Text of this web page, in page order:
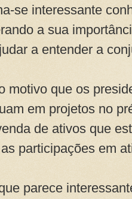
se interessante
a sua
a entender a
motivo que os
em projetos no
de ativos que
participações em
parece